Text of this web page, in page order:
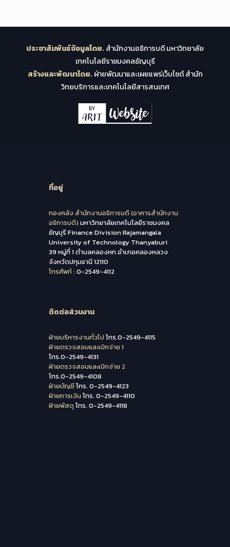
ประชาสัมพันธ์ข้อมูลโดย. สำนักงานอธิการบดี มหาวิทยาลัย
เทคโนโลยีราชมงคลธัญบุรี
สร้างและพัฒนาโดย. ฝ่ายพัฒนาและเผยแพร่เว็บไซต์ สำนัก
วิทยบริการและเทคโนโลยีสารสนเทศ
ที่อยู่
กองคลัง สำนักงานอธิการบดี (อาคารสำนักงาน
อธิการบดี) มหาวิทยาลัยเทคโนโลยีราชมงคล
ธัญบุรี Finance Division Rajamangala
University of Technology Thanyaburi
39 หมู่ที่ 1 ตำบลคลองหก อำเภอคลองหลวง
จังหวัดปทุมธานี 12110
โทรศัพท์ : 0-2549-4112
ติดต่อส่วนงาน
ฝ่ายบริหารงานทั่วไป โทร.0-2549-4115
ฝ่ายตรวจสอบและเบิกจ่าย 1
โทร.0-2549-4131
ฝ่ายตรวจสอบและเบิกจ่าย 2
โทร.0-2549-4108
ฝ่ายบัญชีโทร. 0-2549-4123
ฝ่ายการเงิน โทร. 0-2549-4110
ฝ่ายพัสดุ โทร. 0-2549-4118